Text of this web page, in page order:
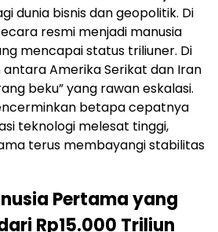
dunia bisnis dan geopolitik. Di
resmi menjadi manusia
mencapai status triliuner. Di
antara Amerika Serikat dan Iran
beku” yang rawan eskalasi.
betapa cepatnya
teknologi melesat tinggi,
terus membayangi stabilitas
Pertama yang
Rp15.000 Triliun